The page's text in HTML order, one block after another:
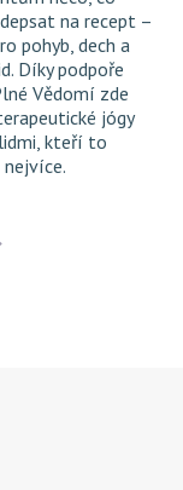
na recept –
pohyb, dech a
Díky podpoře
Vědomí zde
jógy
kteří to